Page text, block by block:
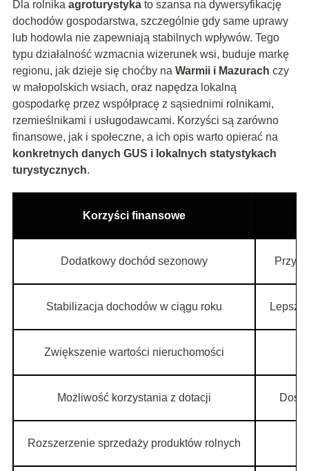
Dla rolnika agroturystykato szansa na dywersyfikację
dochodów gospodarstwa, szczególnie gdy same uprawy
lub hodowla nie zapewniają stabilnych wpływów. Tego
typu działalność wzmacnia wizerunek wsi, buduje markę
regionu, jak dzieje się choćby na Warmii i Mazurach czy
w małopolskich wsiach, oraz napędza lokalną
gospodarkę przez współpracę z sąsiednimi rolnikami,
rzemieślnikami i usługodawcami. Korzyści są zarówno
finansowe, jak i społeczne, a ich opis warto opierać na
konkretnych danych GUS i lokalnych statystykach
turystycznych.
Korzyści finansowe
Dodatkowy dochód sezonowy
Stabilizacja dochodów w ciągu roku
Zwiększenie wartości nieruchomości
Możliwość korzystania z dotacji
Rozszerzenie sprzedaży produktów rolnych